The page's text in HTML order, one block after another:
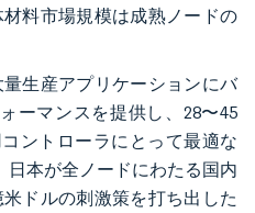
料市場規模は成熟ノードの
生産アプリケーションにバ
ーマンスを提供し、28〜45
ントローラにとって最適な
本が全ノードにわたる国内
ドルの刺激策を打ち出した